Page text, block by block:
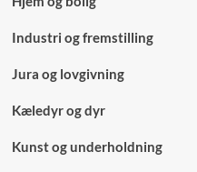
Industri og fremstilling
Jura og lovgivning
Kæledyr og dyr
Kunst og underholdning